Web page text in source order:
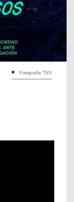
Fotografía: TVU